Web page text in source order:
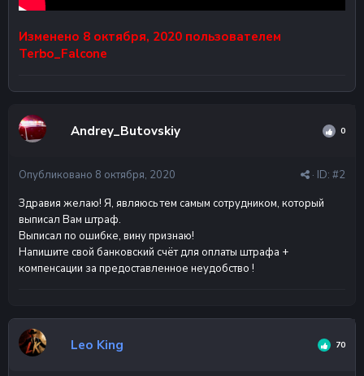
Изменено 8 октября, 2020 пользователем
Terbo_Falcone
Andrey_Butovskiy 0
· ID: #2
Опубликовано 8 октября, 2020
Здравия желаю! Я, являюсь тем самым сотрудником, который
выписал Вам штраф.
Выписал по ошибке, вину признаю!
Напишите свой банковский счёт для оплаты штрафа +
компенсации за предоставленное неудобство !
Leo King 70